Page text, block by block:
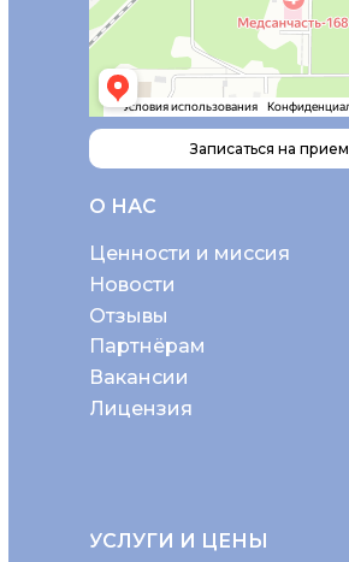
О НАС
Ценности и миссия
Новости
Отзывы
Партнёрам
Вакансии
Лицензия
УСЛУГИ И ЦЕНЫ
Записаться на прием